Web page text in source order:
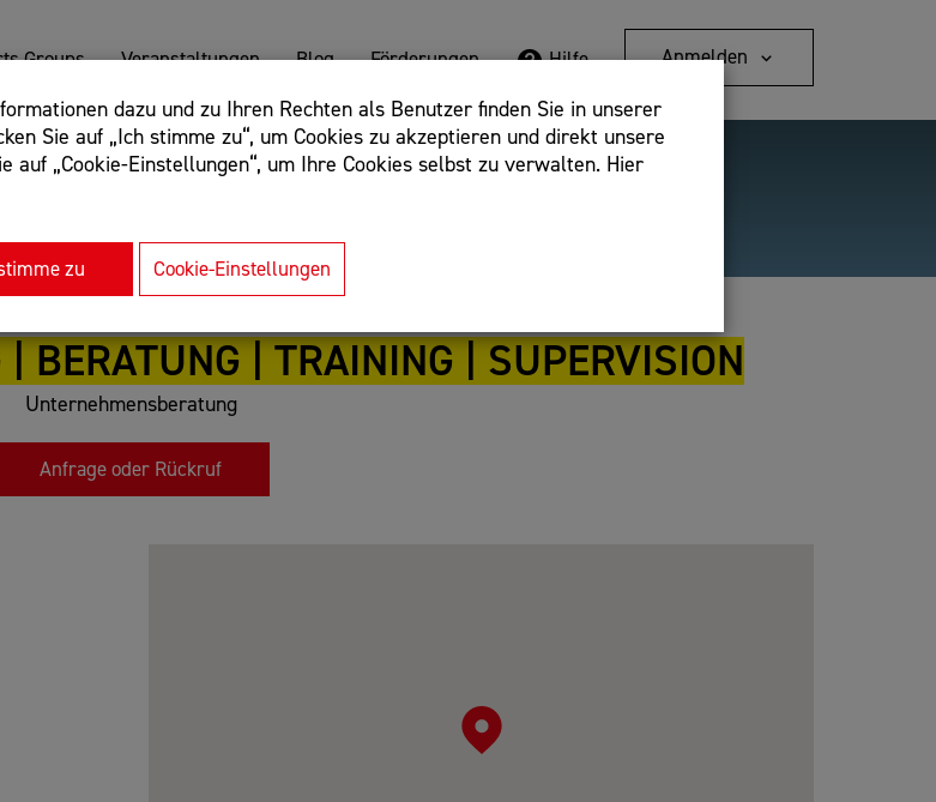
dazu und zu Ihren Rechten als Benutzer finden Sie in unserer
Sie auf „Ich stimme zu“, um Cookies zu akzeptieren und direkt unsere
auf „Cookie-Einstellungen“, um Ihre Cookies selbst zu verwalten. Hier
zu Cookie-Einstellungen
Groups Veranstaltungen Blog Förderungen Hilfe Anmelden
+webshop, Begriff ausschließen: -webshop,
Detailsuche
BERATUNG | TRAINING | SUPERVISION
Unternehmensberatung
Anfrage oder Rückruf